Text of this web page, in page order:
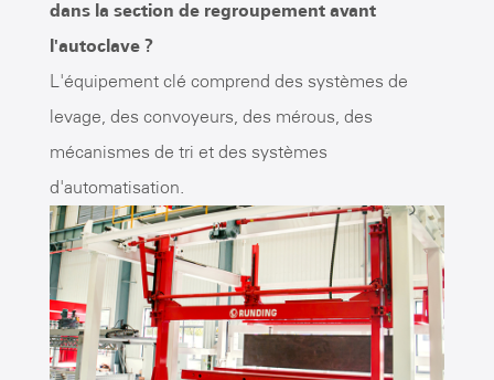
dans la section de regroupement avant
l'autoclave ?
L'équipement clé comprend des systèmes de
levage, des convoyeurs, des mérous, des
mécanismes de tri et des systèmes
d'automatisation.